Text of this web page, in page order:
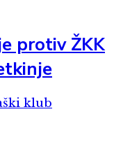
protiv ŽKK
klub